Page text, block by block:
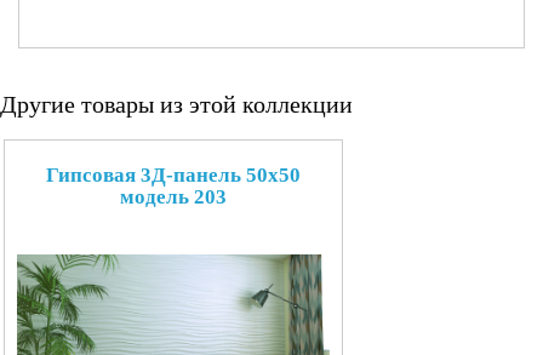
Другие товары из этой коллекции
Гипсовая 3Д-панель 50x50
модель 203